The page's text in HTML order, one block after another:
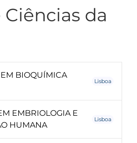
Ciências da
EM BIOQUÍMICA
Lisboa
EMBRIOLOGIA E
HUMANA
Lisboa